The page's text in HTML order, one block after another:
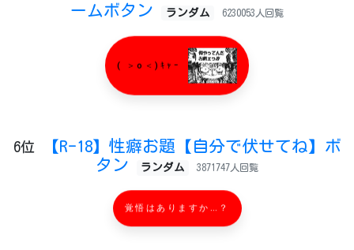
ームボタン
ランダム 6230053人回覧
( ＞o＜)ｷｬｰ
6位
【R-18】性癖お題【自分で伏せてね】ボ
タン
ランダム 3871747人回覧
覚悟はありますか…？